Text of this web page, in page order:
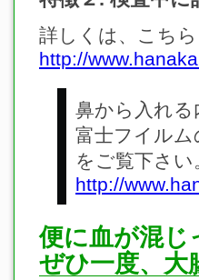
詳しくは、こち
http://
鼻から入れる
富士フイルム
をご覧下さい
http://
便に血が混
ぜひ一度、大